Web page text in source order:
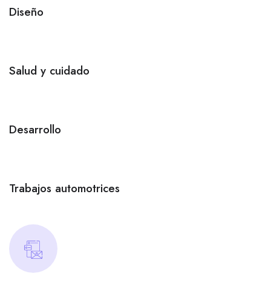
Diseño
Salud y cuidado
Desarrollo
Trabajos automotrices